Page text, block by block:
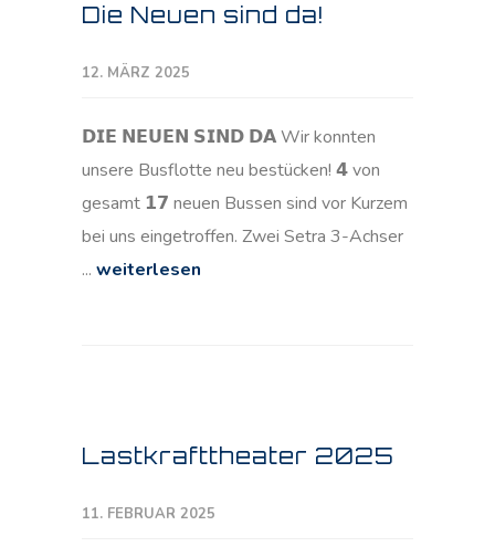
Die Neuen sind da!
12. MÄRZ 2025
𝗗𝗜𝗘 𝗡𝗘𝗨𝗘𝗡 𝗦𝗜𝗡𝗗 𝗗𝗔 Wir konnten
unsere Busflotte neu bestücken! 𝟰 von
gesamt 𝟭𝟳 neuen Bussen sind vor Kurzem
bei uns eingetroffen. Zwei Setra 3-Achser
... weiterlesen
Lastkrafttheater 2025
11. FEBRUAR 2025